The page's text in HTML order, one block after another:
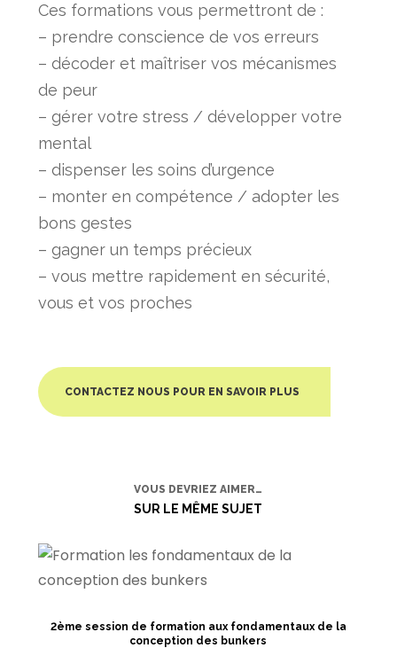
Ces formations vous permettront de :
– prendre conscience de vos erreurs
– décoder et maîtriser vos mécanismes
de peur
– gérer votre stress / développer votre
mental
– dispenser les soins d’urgence
– monter en compétence / adopter les
bons gestes
– gagner un temps précieux
– vous mettre rapidement en sécurité,
vous et vos proches
CONTACTEZ NOUS POUR EN SAVOIR PLUS
VOUS DEVRIEZ AIMER…
SUR LE MÊME SUJET
2ème session de formation aux fondamentaux de la
conception des bunkers